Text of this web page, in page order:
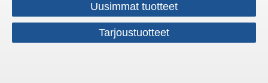
Uusimmat tuotteet
Tarjoustuotteet